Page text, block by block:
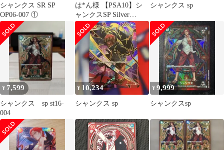
シャンクス SR SP
OP06-007 ①
は*ん様 【PSA10】シ
ャンクスSP Silver
&Gold 連番 銀 金
シャンクス sp
¥ 7,599
シャンクス sp st16-
004
¥ 10,234
シャンクス sp
¥9,999
シャンクスsp